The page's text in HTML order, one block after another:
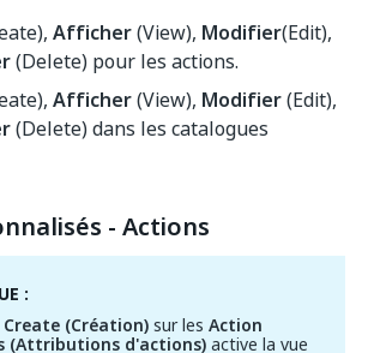
Afficher(View), Modifier(Edit),
(Delete) pour les actions.
Afficher(View), Modifier(Edit),
(Delete) dans les catalogues
- Actions
:
Create (Création)sur les Action
(Attributions d'actions)active la vue